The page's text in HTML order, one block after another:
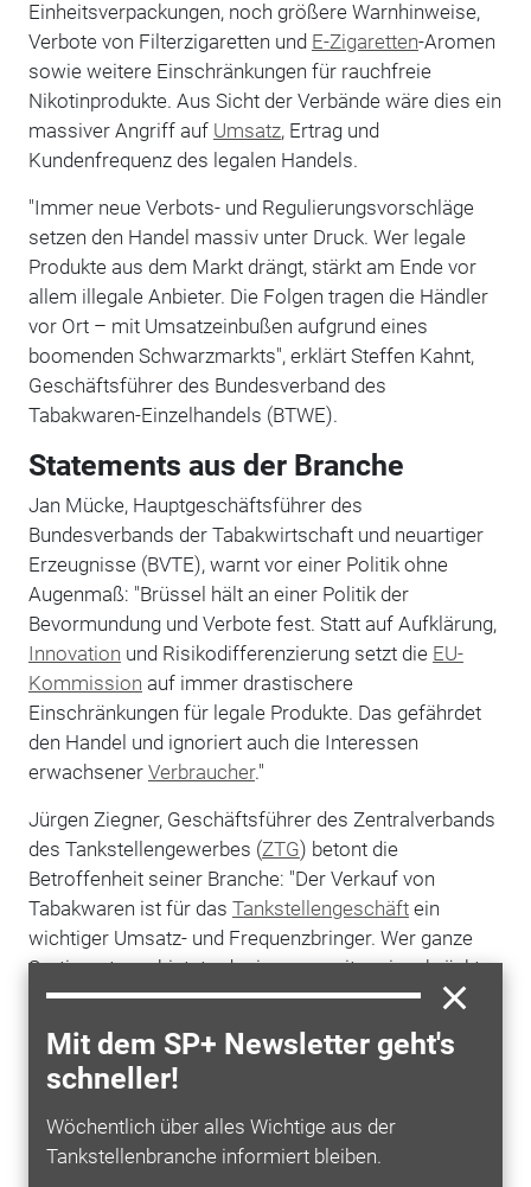
Mit dem SP+ Newsletter geht's
schneller!
Wöchentlich über alles Wichtige aus der
Tankstellenbranche informiert bleiben.
Einheitsverpackungen, noch größere Warnhinweise,
Verbote von Filterzigaretten und E-Zigaretten-Aromen
sowie weitere Einschränkungen für rauchfreie
Nikotinprodukte. Aus Sicht der Verbände wäre dies ein
massiver Angriff auf Umsatz, Ertrag und
Kundenfrequenz des legalen Handels.
"Immer neue Verbots- und Regulierungsvorschläge
setzen den Handel massiv unter Druck. Wer legale
Produkte aus dem Markt drängt, stärkt am Ende vor
allem illegale Anbieter. Die Folgen tragen die Händler
vor Ort – mit Umsatzeinbußen aufgrund eines
boomenden Schwarzmarkts", erklärt Steffen Kahnt,
Geschäftsführer des Bundesverband des
Tabakwaren-Einzelhandels (BTWE).
Statements aus der Branche
Jan Mücke, Hauptgeschäftsführer des
Bundesverbands der Tabakwirtschaft und neuartiger
Erzeugnisse (BVTE), warnt vor einer Politik ohne
Augenmaß: "Brüssel hält an einer Politik der
Bevormundung und Verbote fest. Statt auf Aufklärung,
Innovation und Risikodifferenzierung setzt die EU-
Kommission auf immer drastischere
Einschränkungen für legale Produkte. Das gefährdet
den Handel und ignoriert auch die Interessen
erwachsener Verbraucher."
Jürgen Ziegner, Geschäftsführer des Zentralverbands
des Tankstellengewerbes (ZTG) betont die
Betroffenheit seiner Branche: "Der Verkauf von
Tabakwaren ist für das Tankstellengeschäftein
wichtiger Umsatz- und Frequenzbringer. Wer ganze
Sortimente verbietet oder immer weiter einschränkt,
schwächt die wirtschaftliche Grundlage tausender
Standorte. Bitte nehmen Sie sich 5 Minuten Zeit und
sagen Sie Brüssel Ihre Meinung!"
Bundesverbands Deutscher Tabakwaren-Großhändler
und Automatenaufsteller (BDTA), hebt die